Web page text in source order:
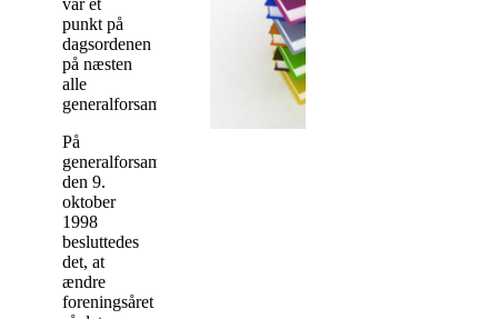
punkt på
dagsordenen
på næsten
alle
generalforsamlingerne.
På
generalforsamlingen
den 9.
oktober
1998
besluttedes
det, at
ændre
foreningsåret